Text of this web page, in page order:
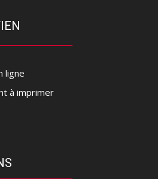
ligne
à imprimer